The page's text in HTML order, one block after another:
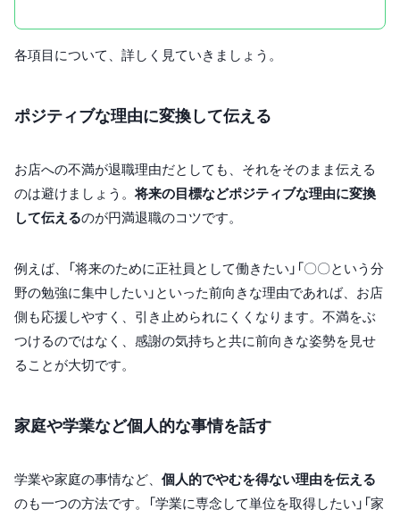
各項目について、詳しく見ていきましょう。
ポジティブな理由に変換して伝える
お店への不満が退職理由だとしても、それをそのまま伝える
のは避けましょう。将来の目標などポジティブな理由に変換
して伝えるのが円満退職のコツです。
例えば、「将来のために正社員として働きたい」「〇〇という分
野の勉強に集中したい」といった前向きな理由であれば、お店
側も応援しやすく、引き止められにくくなります。不満をぶ
つけるのではなく、感謝の気持ちと共に前向きな姿勢を見せ
ることが大切です。
家庭や学業など個人的な事情を話す
学業や家庭の事情など、 個人的でやむを得ない理由を伝える
のも一つの方法です。「学業に専念して単位を取得したい」「家